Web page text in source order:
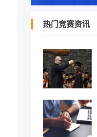
热门竞赛资讯